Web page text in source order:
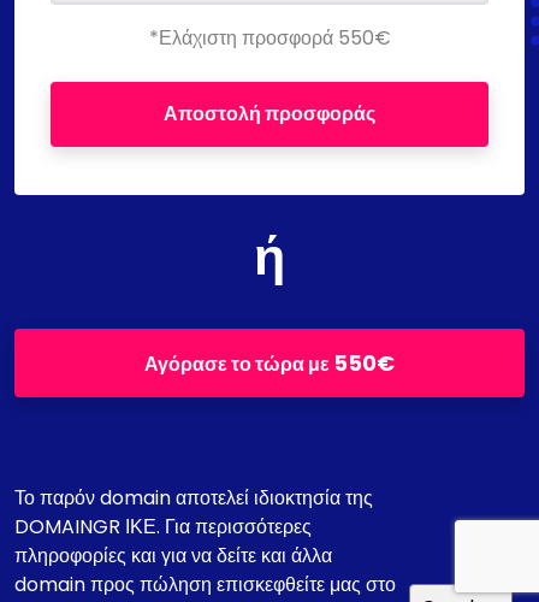
*Ελάχιστη προσφορά 550€
Αποστολή προσφοράς
ή
Αγόρασε το τώρα με 550€
Το παρόν domain αποτελεί ιδιοκτησία της
DOMAINGR ΙΚΕ. Για περισσότερες
πληροφορίες και για να δείτε και άλλα
domain προς πώληση επισκεφθείτε μας στο